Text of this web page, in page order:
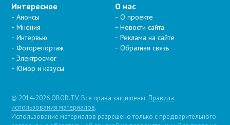
Интересное
Анонсы
Мнения
Интервью
Фоторепортаж
Электросмог
Юмор и казусы
О нас
О проекте
Новости сайта
Реклама на сайте
Обратная связь
© 2014-2026 OBOB.TV. Все права защищены. Правила
использования материалов.
Использование материалов разрешено только с предварительного